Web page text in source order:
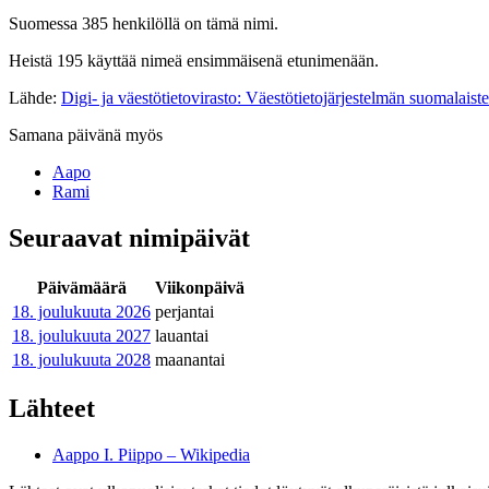
Suomessa 385 henkilöllä on tämä nimi.
Heistä 195 käyttää nimeä ensimmäisenä etunimenään.
Lähde: Digi- ja väestötietovirasto: Väestötietojärjestelmän
Samana päivänä myös
Aapo
Rami
Seuraavat nimipäivät
Päivämäärä
Viikonpäivä
18. joulukuuta 2026 perjantai
18. joulukuuta 2027 lauantai
18. joulukuuta 2028 maanantai
Lähteet
Aappo I. Piippo – Wikipedia